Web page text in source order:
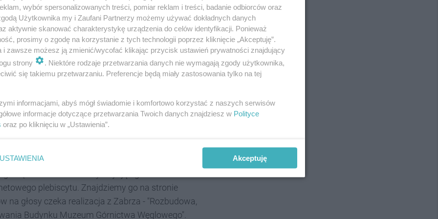
obiekty historyczne, założenia
funkcji, jak i zupełnie nowe realizacje
w Zabrzu czeka na
każdy mieszkaniec. Oprócz ocen przyznawanych
Publiczności. Otrzymuje ją zgłoszenie z
plebiscytu. Znajdziemy go na stronie
na głosy czeka realizacja z Zabrza - "Rozbudowa,
Budynku Muzeum Górnictwa Węglowego".
wybór spersonalizowanych treści, pomiar reklam i treści, badanie odbiorców oraz
Użytkownika my i Zaufani Partnerzy możemy używać dokładnych danych
aktywnie skanować charakterystykę urządzenia do celów identyfikacji. Ponieważ
prosimy o zgodę na korzystanie z tych technologii poprzez kliknięcie „Akceptuję”.
i zawsze możesz ją zmienić/wycofać klikając przycisk ustawień prywatności znajdujący
strony
. Niektóre rodzaje przetwarzania danych nie wymagają zgody użytkownika,
się takiemu przetwarzaniu. Preferencje będą miały zastosowania tylko na tej
informacjami, abyś mógł świadomie i komfortowo korzystać z naszych serwisów
informacje dotyczące przetwarzania Twoich danych znajdziesz w Polityce
oraz po kliknięciu w „Ustawienia”.
USTAWIENIA Akceptuję